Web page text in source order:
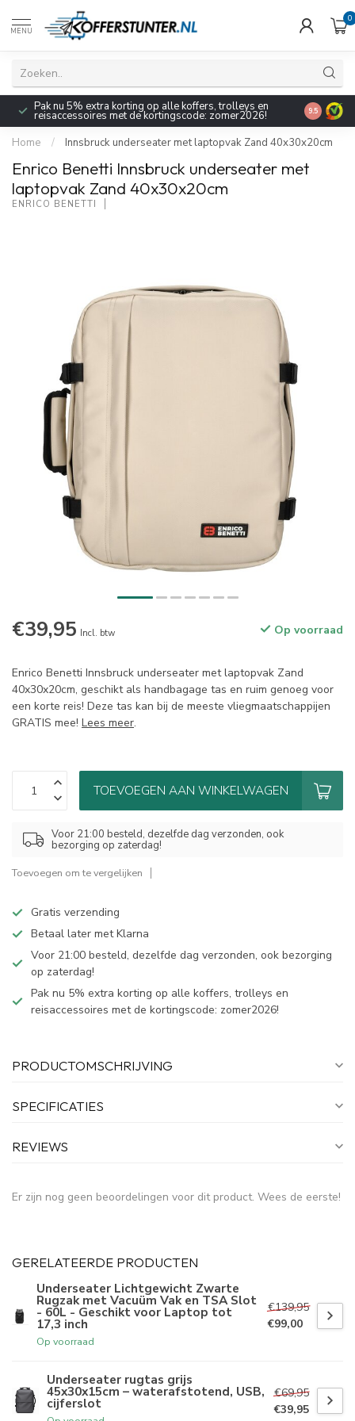
MENU
0
Pak nu 5% extra korting op alle koffers, trolleys en
reisaccessoires met de kortingscode: zomer2026! 9.5
Home / Innsbruck underseater met laptopvak Zand 40x30x20cm
Enrico Benetti Innsbruck underseater met
laptopvak Zand 40x30x20cm
ENRICO BENETTI
€39,95 Incl. btw Op voorraad
Enrico Benetti Innsbruck underseater met laptopvak Zand
40x30x20cm, geschikt als handbagage tas en ruim genoeg voor
een korte reis! Deze tas kan bij de meeste vliegmaatschappijen
GRATIS mee! Lees meer.
TOEVOEGEN AAN WINKELWAGEN
Voor 21:00 besteld, dezelfde dag verzonden, ook
bezorging op zaterdag!
Toevoegen om te vergelijken
Gratis verzending
Betaal later met Klarna
Voor 21:00 besteld, dezelfde dag verzonden, ook bezorging
op zaterdag!
Pak nu 5% extra korting op alle koffers, trolleys en
reisaccessoires met de kortingscode: zomer2026!
PRODUCTOMSCHRIJVING
SPECIFICATIES
REVIEWS
Er zijn nog geen beoordelingen voor dit product. Wees de eerste!
GERELATEERDE PRODUCTEN
Underseater Lichtgewicht Zwarte
Rugzak met Vacuüm Vak en TSA Slot
- 60L - Geschikt voor Laptop tot
17,3 inch
Op voorraad
€139,95
€99,00
Underseater rugtas grijs
45x30x15cm – waterafstotend, USB,
cijferslot
€69,95
€39,95